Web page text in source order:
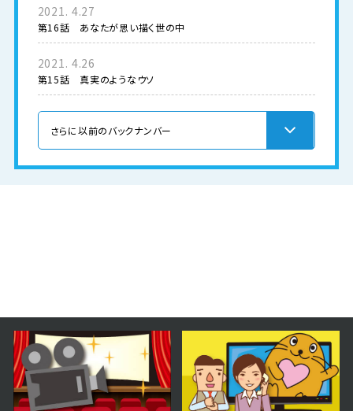
2021. 4.27
第16話 あなたが思い描く世の中
2021. 4.26
第15話 真実のようなウソ